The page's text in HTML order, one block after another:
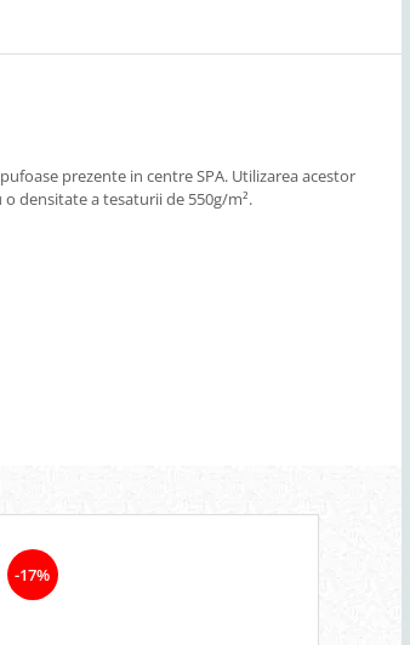
prezente in centre SPA. Utilizarea acestor
densitate a tesaturii de 550g/m².
-17%